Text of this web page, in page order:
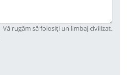
Vă rugăm să folosiți un limbaj civilizat.